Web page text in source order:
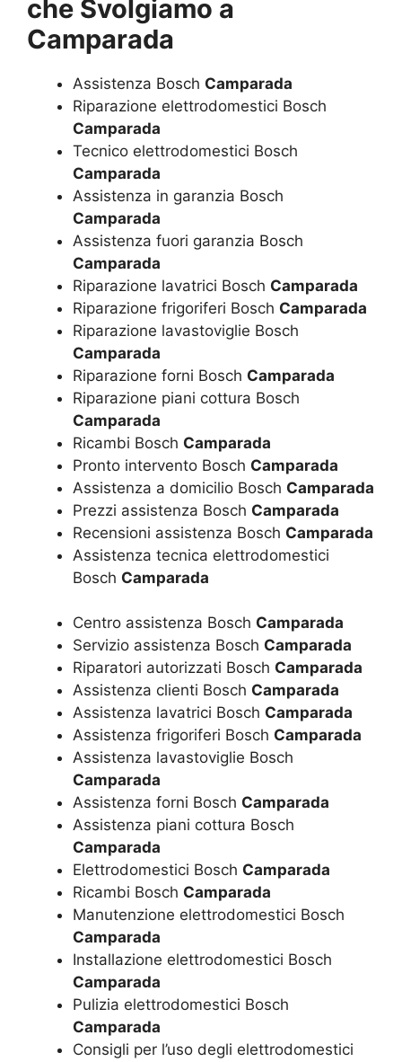
che Svolgiamo a
Camparada
Assistenza Bosch Camparada
Riparazione elettrodomestici Bosch
Camparada
Tecnico elettrodomestici Bosch
Camparada
Assistenza in garanzia Bosch
Camparada
Assistenza fuori garanzia Bosch
Camparada
Riparazione lavatrici Bosch Camparada
Riparazione frigoriferi Bosch Camparada
Riparazione lavastoviglie Bosch
Camparada
Riparazione forni Bosch Camparada
Riparazione piani cottura Bosch
Camparada
Ricambi Bosch Camparada
Pronto intervento Bosch Camparada
Assistenza a domicilio Bosch Camparada
Prezzi assistenza Bosch Camparada
Recensioni assistenza Bosch Camparada
Assistenza tecnica elettrodomestici
Bosch Camparada
Centro assistenza Bosch Camparada
Servizio assistenza Bosch Camparada
Riparatori autorizzati Bosch Camparada
Assistenza clienti Bosch Camparada
Assistenza lavatrici Bosch Camparada
Assistenza frigoriferi Bosch Camparada
Assistenza lavastoviglie Bosch
Camparada
Assistenza forni Bosch Camparada
Assistenza piani cottura Bosch
Camparada
Elettrodomestici Bosch Camparada
Ricambi Bosch Camparada
Manutenzione elettrodomestici Bosch
Camparada
Installazione elettrodomestici Bosch
Camparada
Pulizia elettrodomestici Bosch
Camparada
Consigli per l’uso degli elettrodomestici